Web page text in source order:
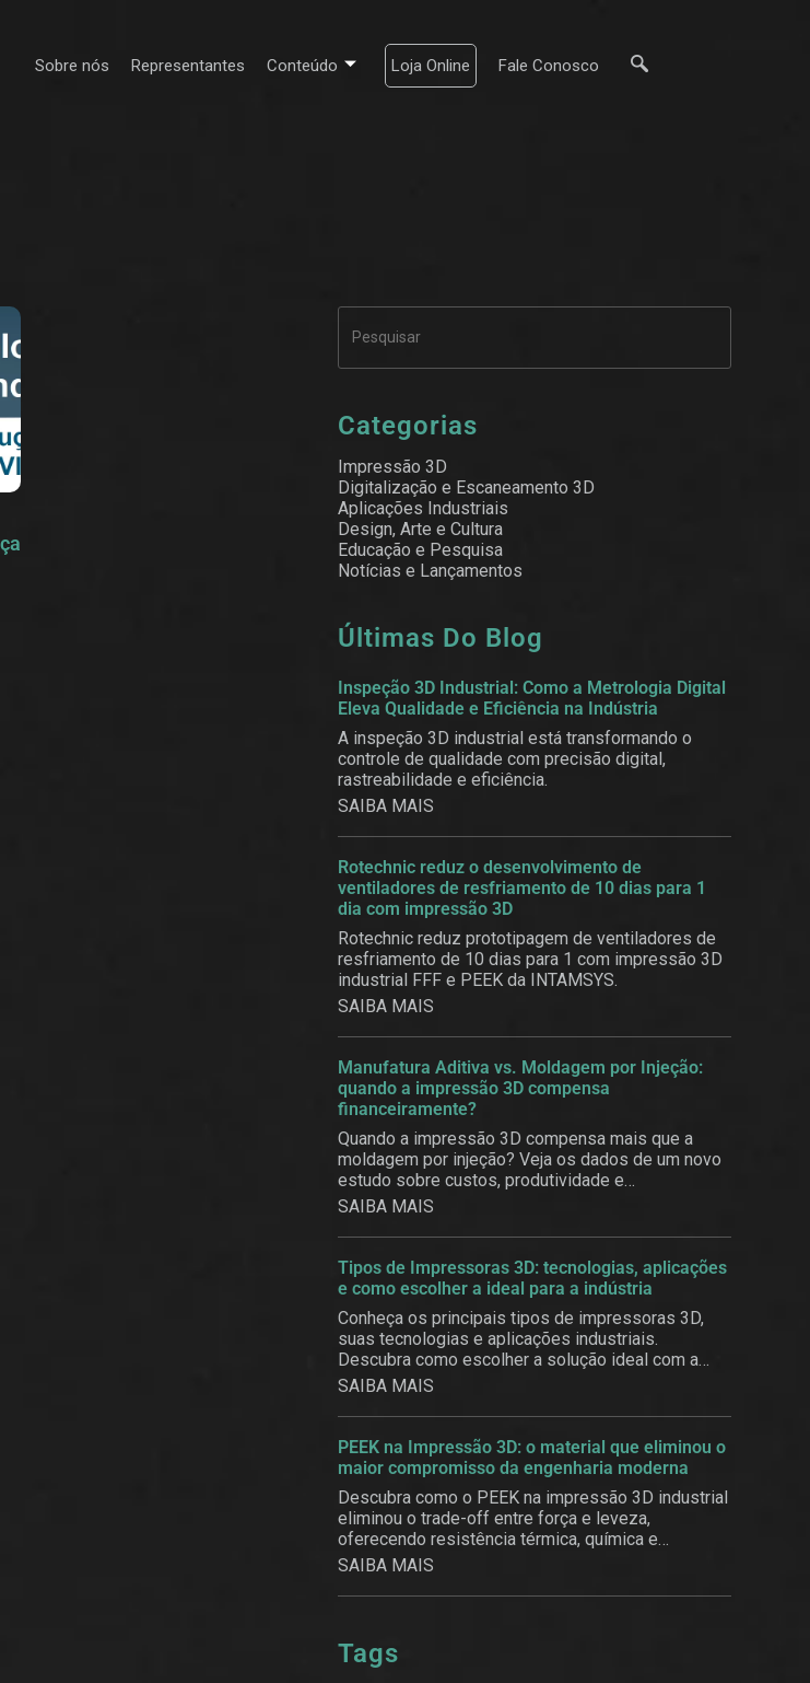
Sobre nós Representantes Conteúdo Loja Online Fale Conosco
Categorias
Impressão 3D
Digitalização e Escaneamento 3D
Aplicações Industriais
Design, Arte e Cultura
Educação e Pesquisa
Notícias e Lançamentos
Últimas Do Blog
Inspeção 3D Industrial: Como a Metrologia Digital
Eleva Qualidade e Eficiência na Indústria
A inspeção 3D industrial está transformando o
controle de qualidade com precisão digital,
rastreabilidade e eficiência.
SAIBA MAIS
Rotechnic reduz o desenvolvimento de
ventiladores de resfriamento de 10 dias para 1
dia com impressão 3D
Rotechnic reduz prototipagem de ventiladores de
resfriamento de 10 dias para 1 com impressão 3D
industrial FFF e PEEK da INTAMSYS.
SAIBA MAIS
Manufatura Aditiva vs. Moldagem por Injeção:
quando a impressão 3D compensa
financeiramente?
Quando a impressão 3D compensa mais que a
moldagem por injeção? Veja os dados de um novo
estudo sobre custos, produtividade e
customização em massa.
SAIBA MAIS
Tipos de Impressoras 3D: tecnologias, aplicações
e como escolher a ideal para a indústria
Conheça os principais tipos de impressoras 3D,
suas tecnologias e aplicações industriais.
Descubra como escolher a solução ideal com a
3BE.
SAIBA MAIS
PEEK na Impressão 3D: o material que eliminou o
maior compromisso da engenharia moderna
Descubra como o PEEK na impressão 3D industrial
eliminou o trade-off entre força e leveza,
oferecendo resistência térmica, química e
estrutural.
SAIBA MAIS
Tags